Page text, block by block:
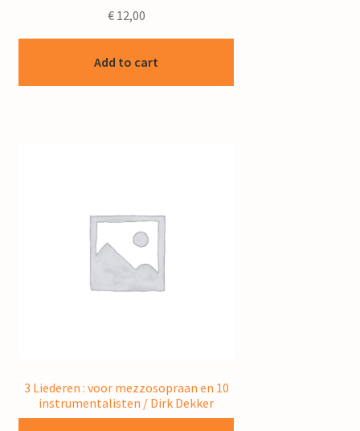
€12,00
Add to cart
3 Liederen : voor mezzosopraan en 10
instrumentalisten / Dirk Dekker